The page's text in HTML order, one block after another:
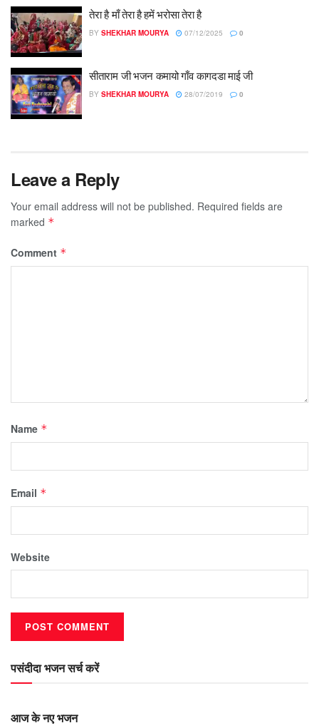
तेरा है माँ तेरा है हमें भरोसा तेरा है
BY SHEKHAR MOURYA 07/12/2025 0
सीताराम जी भजन कमायो गाँव कागदडा माई जी
BY SHEKHAR MOURYA 28/07/2019 0
Leave a Reply
Your email address will not be published. Required fields are
marked *
Comment *
Name *
Email *
Website
पसंदीदा भजन सर्च करें
आज के नए भजन